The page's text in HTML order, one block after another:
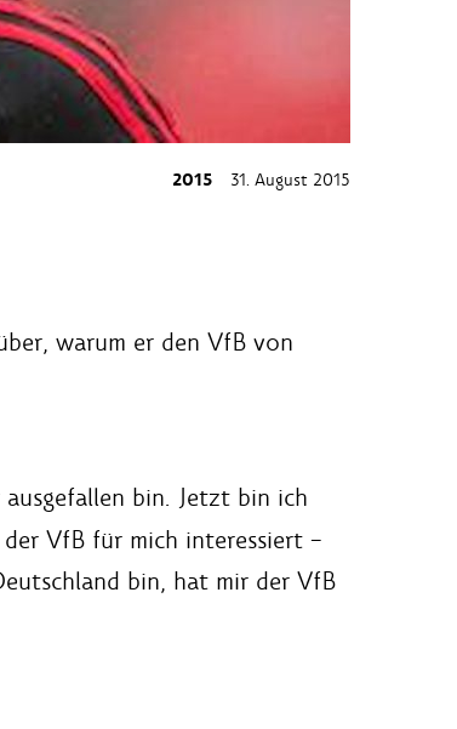
2015 31. August 2015
warum er den VfB von
bin. Jetzt bin ich
VfB für mich interessiert –
bin, hat mir der VfB